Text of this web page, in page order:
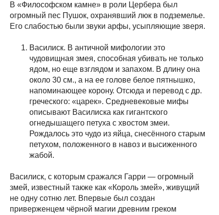
В «Философском камне» в роли Цербера был
огромный пес Пушок, охранявший люк в подземелье.
Его слабостью были звуки арфы, усыпляющие зверя.
Василиск. В античной мифологии это
чудовищная змея, способная убивать не только
ядом, но еще взглядом и запахом. В длину она
около 30 см., а на ее голове белое пятнышко,
напоминающее корону. Отсюда и перевод с др.
греческого: «царек». Средневековые мифы
описывают Василиска как гигантского
огнедышащего петуха с хвостом змеи.
Рождалось это чудо из яйца, снесённого старым
петухом, положенного в навоз и высиженного
жабой.
Василиск, с которым сражался Гарри — огромный
змей, известный также как «Король змей», живущий
не одну сотню лет. Впервые был создан
приверженцем чёрной магии древним греком